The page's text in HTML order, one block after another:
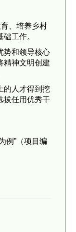
、培养乡村
工作。
势和领导核心
精神文明创建
的人才得到挖
拔任用优秀干
例”（项目编